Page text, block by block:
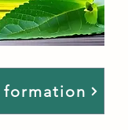
formation